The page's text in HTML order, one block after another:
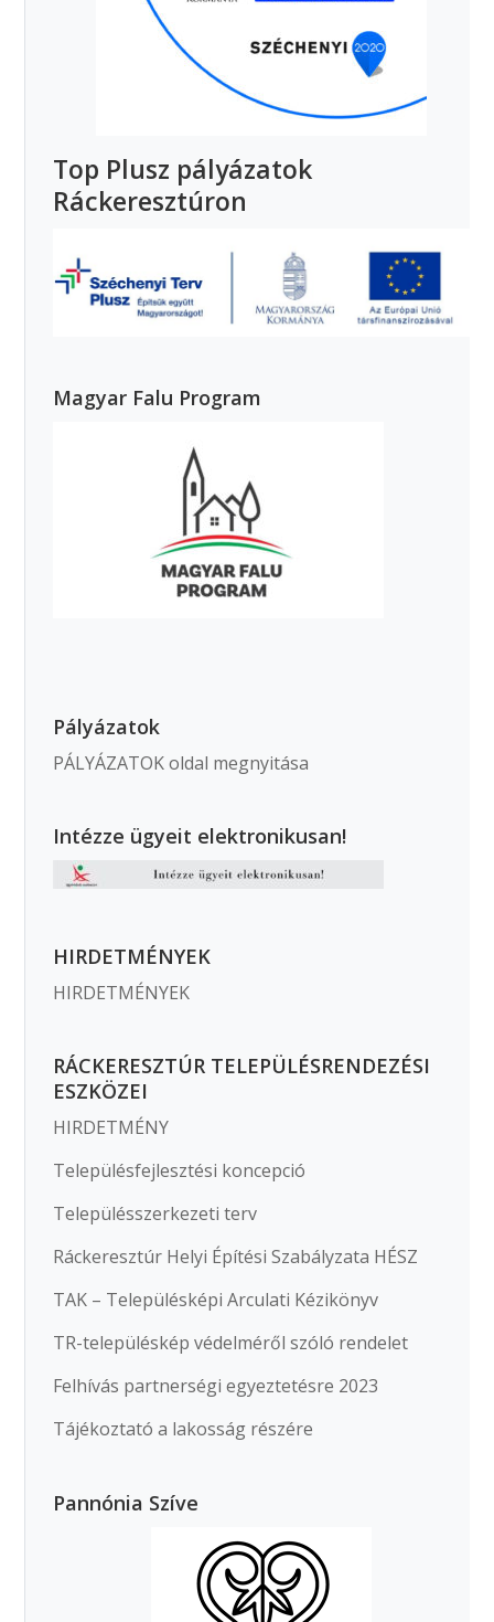
Top Plusz pályázatok
Ráckeresztúron
Magyar Falu Program
Pályázatok
PÁLYÁZATOK oldal megnyitása
Intézze ügyeit elektronikusan!
HIRDETMÉNYEK
HIRDETMÉNYEK
RÁCKERESZTÚR TELEPÜLÉSRENDEZÉSI
ESZKÖZEI
HIRDETMÉNY
Településfejlesztési koncepció
Településszerkezeti terv
Ráckeresztúr Helyi Építési Szabályzata HÉSZ
TAK – Településképi Arculati Kézikönyv
TR-településkép védelméről szóló rendelet
Felhívás partnerségi egyeztetésre 2023
Tájékoztató a lakosság részére
Pannónia Szíve